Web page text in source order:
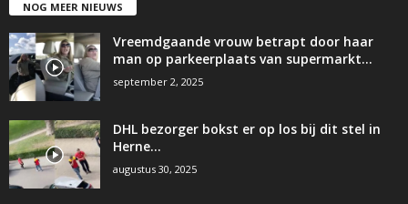
NOG MEER NIEUWS
Vreemdgaande vrouw betrapt door haar
man op parkeerplaats van supermarkt…
september 2, 2025
DHL bezorger bokst er op los bij dit stel in
Herne…
augustus 30, 2025